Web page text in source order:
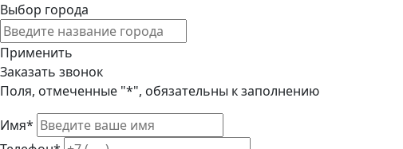
Выбор города
Применить
Заказать звонок
Поля, отмеченные "*", обязательны к заполнению
Имя*